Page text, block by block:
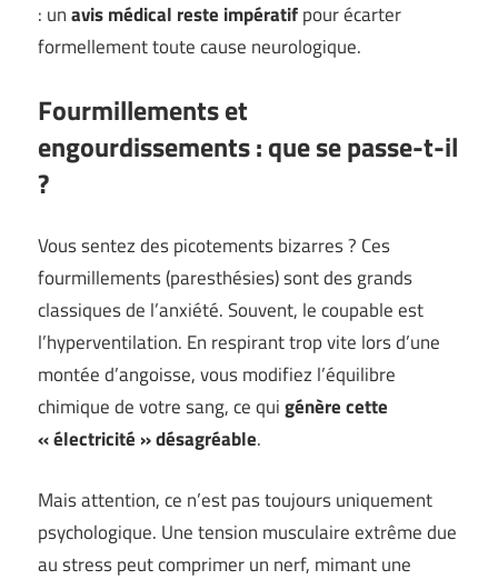
: unavis médical reste impératifpour écarter
formellement toute cause neurologique.
Fourmillements et
engourdissements : que se passe-t-il
?
Vous sentez des picotements bizarres ? Ces
fourmillements (paresthésies) sont des grands
classiques de l’anxiété. Souvent, le coupable est
l’hyperventilation. En respirant trop vite lors d’une
montée d’angoisse, vous modifiez l’équilibre
chimique de votre sang, ce quigénère cette
« électricité » désagréable.
Mais attention, ce n’est pas toujours uniquement
psychologique. Une tension musculaire extrême due
au stress peut comprimer un nerf, mimant une